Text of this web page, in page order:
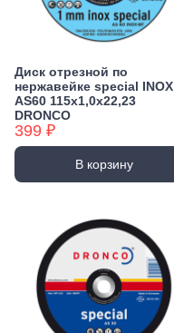
Диск отрезной по
нержавейке special INOX
AS60 115x1,0x22,23
DRONCO
399 ₽
В корзину